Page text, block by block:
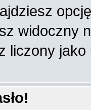
widoczny
liczony